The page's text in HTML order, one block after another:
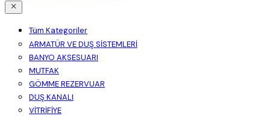
Tüm Kategoriler
ARMATÜR VE DUŞ SİSTEMLERİ
BANYO AKSESUARI
MUTFAK
GÖMME REZERVUAR
DUŞ KANALI
VİTRİFİYE